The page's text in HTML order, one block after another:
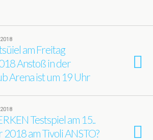
am Freitag
Anstoß in der
Arena ist um 19 Uhr
Testspiel am 15..
am Tivoli ANSTO?